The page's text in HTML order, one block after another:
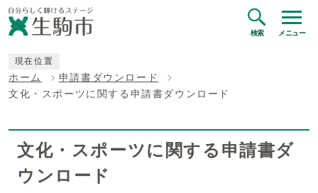
検索 メニュー
現在位置
ホーム
申請書ダウンロード
文化・スポーツに関する申請書ダウンロード
文化・スポーツに関する申請書ダ
ウンロード